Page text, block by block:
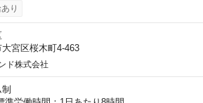
り
宮区桜木町4-463
ド株式会社